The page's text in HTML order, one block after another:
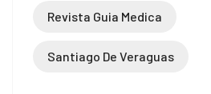
Revista Guia Medica
Santiago De Veraguas